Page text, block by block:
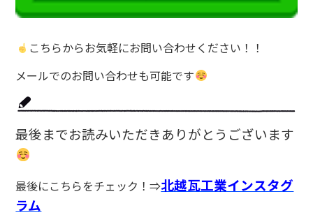
こちらからお気軽にお問い合わせください！！
メールでのお問い合わせも可能です
最後までお読みいただきありがとうございます
最後にこちらをチェック！⇒北越瓦工業インスタグ
ラム